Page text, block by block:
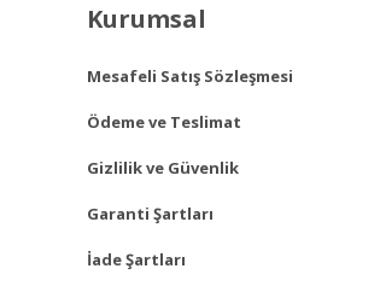
Kurumsal
Mesafeli Satış Sözleşmesi
Ödeme ve Teslimat
Gizlilik ve Güvenlik
Garanti Şartları
İade Şartları